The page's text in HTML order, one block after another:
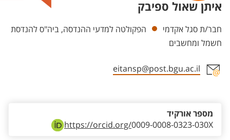
איתן שאול ספיבק
יחידות
חבר/ת סגל אקדמי
הפקולטה למדעי ההנדסה, ביה"ס להנדסת
חשמל ומחשבים
eitansp@post.bgu.ac.il
https://orcid.org/0009-0008-0323-030X
מספר אורקיד